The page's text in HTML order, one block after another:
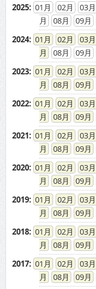
2025: 01 02 03
08
09
2024: 01 02 03
08
09
2023: 01 02 03
08
09
2022: 01 02 03
08
09
2021: 01 02 03
08
09
2020: 01 02 03
08
09
2019: 01 02 03
08
09
2018: 01 02 03
08
09
2017: 01 02 03
08
09